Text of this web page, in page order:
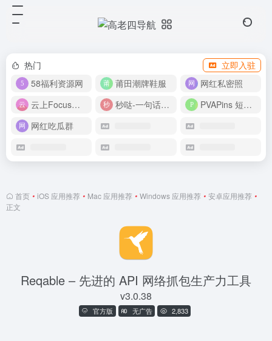
热门
立即入驻
58福利资源网
莆田潮牌鞋服
网红私密照
云上Focus接码平台
秒哒-一句话做应用
PVAPins 短信接码平台
网红吃瓜群
首页 • iOS 应用推荐 • Mac 应用推荐 • Windows 应用推荐 • 安卓应用推荐 •
正文
Reqable – 先进的 API 网络抓包生产力工具
v3.0.38
官方版 无广告 2,833